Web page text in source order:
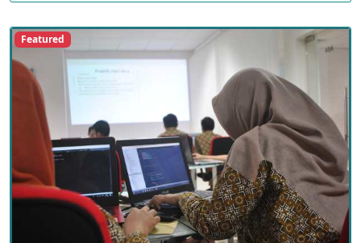
Featured